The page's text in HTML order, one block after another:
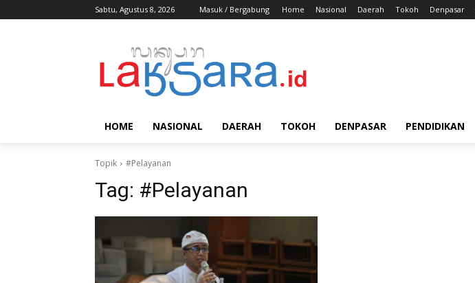
Sabtu, Agustus 8, 2026 Masuk / Bergabung Home Nasional Daerah Tokoh Denpasar
HOME NASIONAL DAERAH TOKOH DENPASAR PENDIDIKAN
Topik #Pelayanan
Tag: #Pelayanan